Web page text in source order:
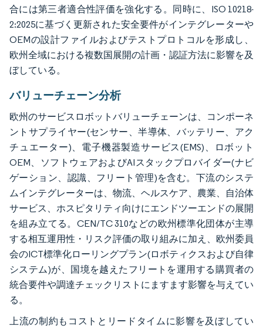
合には第三者適合性評価を強化する。同時に、ISO 10218-
2:2025に基づく更新された安全要件がインテグレーターや
OEMの設計ファイルおよびテストプロトコルを形成し、
欧州全域における複数国展開の計画・認証方法に影響を及
ぼしている。
バリューチェーン分析
欧州のサービスロボットバリューチェーンは、コンポーネ
ントサプライヤー(センサー、半導体、バッテリー、アク
チュエーター)、電子機器製造サービス(EMS)、ロボット
OEM、ソフトウェアおよびAIスタックプロバイダー(ナビ
ゲーション、認識、フリート管理)を含む。下流のシステ
ムインテグレーターは、物流、ヘルスケア、農業、自治体
サービス、ホスピタリティ向けにエンドツーエンドの展開
を組み立てる。CEN/TC 310などの欧州標準化団体が主導
する相互運用性・リスク評価の取り組みに加え、欧州委員
会のICT標準化ローリングプラン(ロボティクスおよび自律
システム)が、国境を越えたフリートを運用する購買者の
統合要件や調達チェックリストにますます影響を与えてい
る。
上流の制約もコストとリードタイムに影響を及ぼしてい